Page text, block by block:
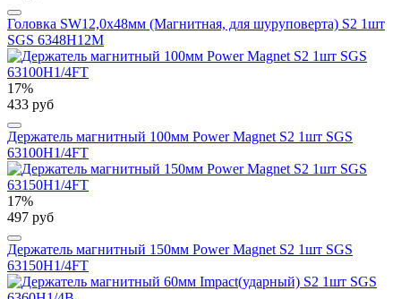
Головка SW12,0х48мм (Магнитная, для шуруповерта) S2 1шт
SGS 6348H12M
17%
433 руб
Держатель магнитный 100мм Power Magnet S2 1шт SGS
63100H1/4FT
17%
497 руб
Держатель магнитный 150мм Power Magnet S2 1шт SGS
63150H1/4FT